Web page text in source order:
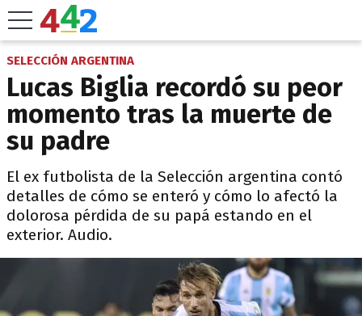
SELECCIÓN ARGENTINA
Lucas Biglia recordó su peor
momento tras la muerte de
su padre
El ex futbolista de la Selección argentina contó
detalles de cómo se enteró y cómo lo afectó la
dolorosa pérdida de su papá estando en el
exterior. Audio.